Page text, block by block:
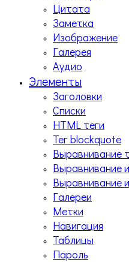
Цитата
Заметка
Изображение
Галерея
Аудио
Элементы
Заголовки
Списки
HTML теги
Тег blockquote
Выравнивание
Выравнивание
Выравнивание
Галереи
Метки
Навигация
Таблицы
Пароль